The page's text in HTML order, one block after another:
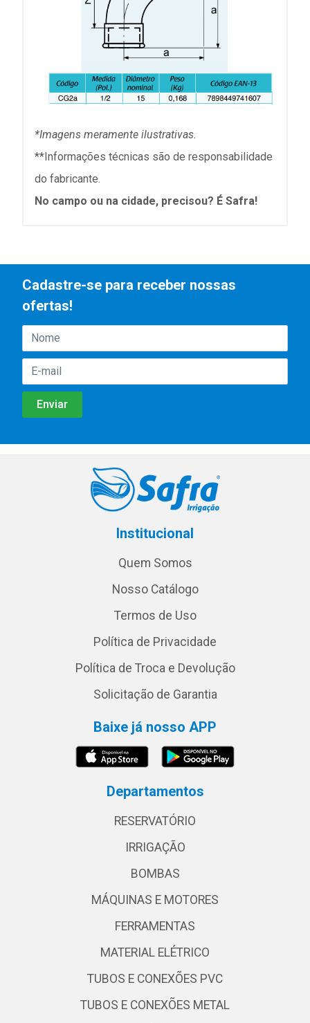
*Imagens meramente ilustrativas.
**Informações técnicas são de responsabilidade
do fabricante.
No campo ou na cidade, precisou? É Safra!
Cadastre-se para receber nossas
ofertas!
Institucional
Quem Somos
Nosso Catálogo
Termos de Uso
Política de Privacidade
Política de Troca e Devolução
Solicitação de Garantia
Baixe já nosso APP
Departamentos
RESERVATÓRIO
IRRIGAÇÃO
BOMBAS
MÁQUINAS E MOTORES
FERRAMENTAS
MATERIAL ELÉTRICO
TUBOS E CONEXÕES PVC
TUBOS E CONEXÕES METAL